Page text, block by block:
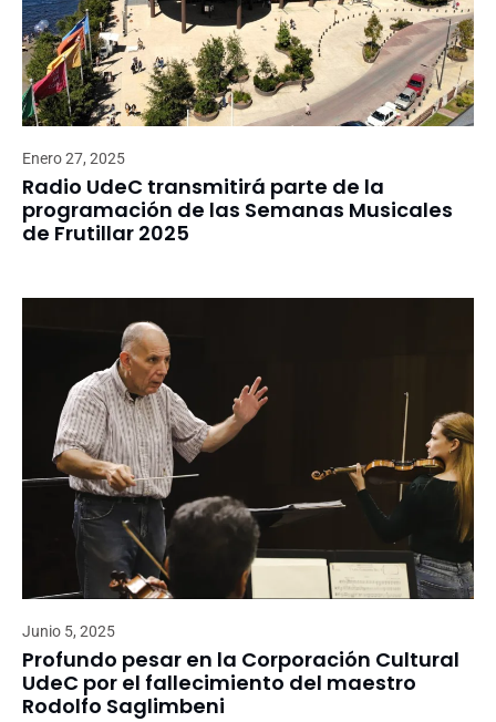
Enero 27, 2025
Radio UdeC transmitirá parte de la
programación de las Semanas Musicales
de Frutillar 2025
Junio 5, 2025
Profundo pesar en la Corporación Cultural
UdeC por el fallecimiento del maestro
Rodolfo Saglimbeni